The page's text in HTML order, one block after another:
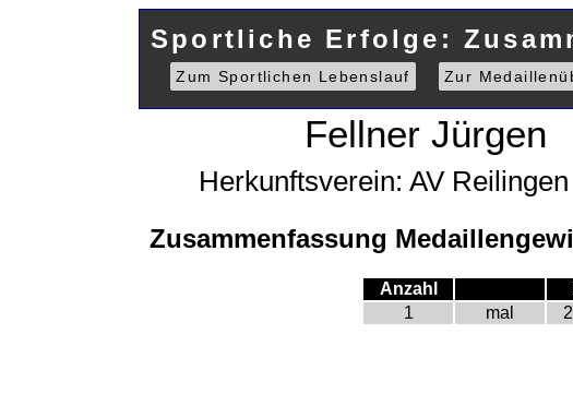
Sportliche Erfolge:
Zum Sportlichen Lebenslauf Zur
Fellner Jürgen
Herkunftsverein: AV
Zusammenfassung
Anzahl
1
mal